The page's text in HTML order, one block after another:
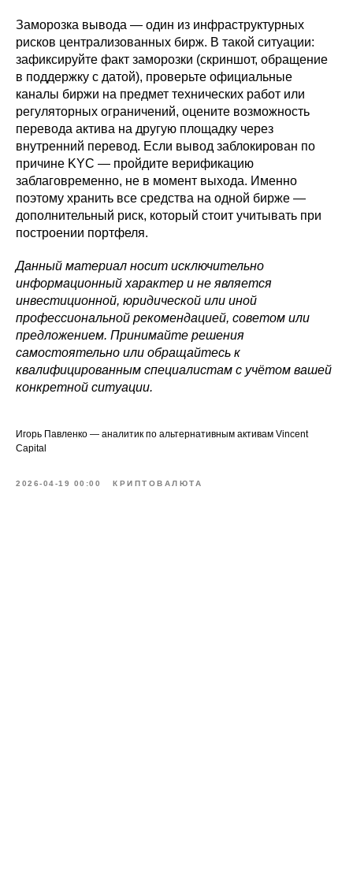
Заморозка вывода — один из инфраструктурных
рисков централизованных бирж. В такой ситуации:
зафиксируйте факт заморозки (скриншот, обращение
в поддержку с датой), проверьте официальные
каналы биржи на предмет технических работ или
регуляторных ограничений, оцените возможность
перевода актива на другую площадку через
внутренний перевод. Если вывод заблокирован по
причине KYC — пройдите верификацию
заблаговременно, не в момент выхода. Именно
поэтому хранить все средства на одной бирже —
дополнительный риск, который стоит учитывать при
построении портфеля.
Данный материал носит исключительно
информационный характер и не является
инвестиционной, юридической или иной
профессиональной рекомендацией, советом или
предложением. Принимайте решения
самостоятельно или обращайтесь к
квалифицированным специалистам с учётом вашей
конкретной ситуации.
Игорь Павленко — аналитик по альтернативным активам Vincent
Capital
2026-04-19 00:00 КРИПТОВАЛЮТА